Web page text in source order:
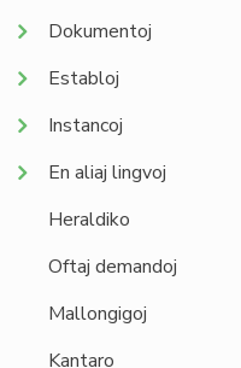
Dokumentoj
Establoj
Instancoj
En aliaj lingvoj
Heraldiko
Oftaj demandoj
Mallongigoj
Kantaro